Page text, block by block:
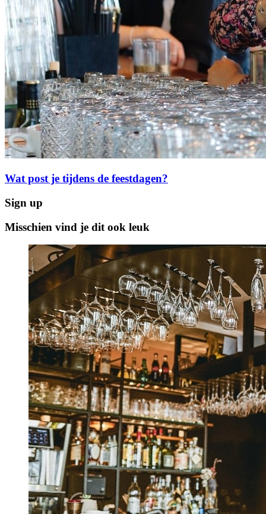
Wat post je tijdens de feestdagen?
Sign up
Misschien vind je dit ook leuk